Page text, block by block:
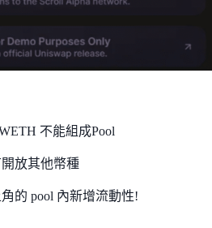
不能組成Pool
放其他幣種
的 pool 內新增流動性!